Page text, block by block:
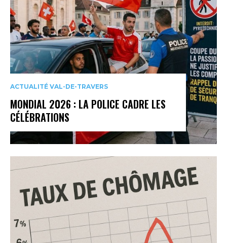
ACTUALITÉ VAL-DE-TRAVERS
MONDIAL 2026 : LA POLICE CADRE LES
CÉLÉBRATIONS